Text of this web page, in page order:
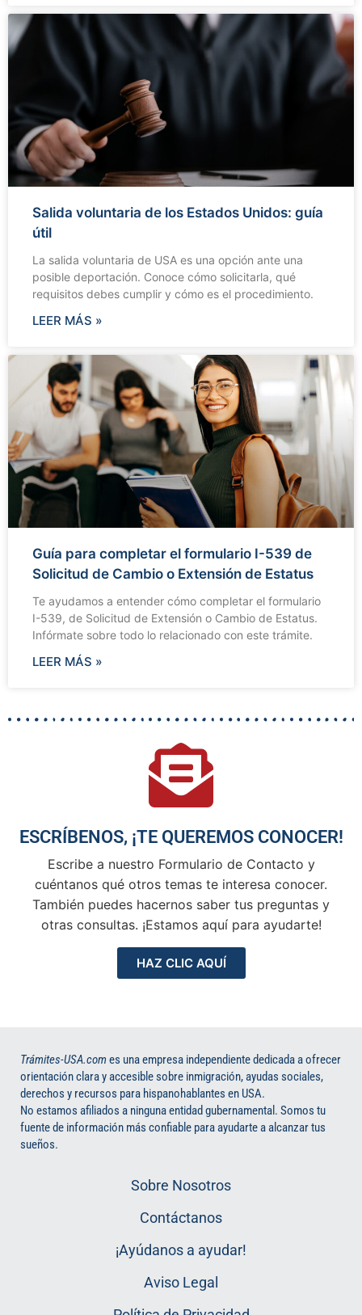
Salida voluntaria de los Estados Unidos: guía
útil
La salida voluntaria de USA es una opción ante una
posible deportación. Conoce cómo solicitarla, qué
requisitos debes cumplir y cómo es el procedimiento.
LEER MÁS »
Guía para completar el formulario I-539 de
Solicitud de Cambio o Extensión de Estatus
Te ayudamos a entender cómo completar el formulario
I-539, de Solicitud de Extensión o Cambio de Estatus.
Infórmate sobre todo lo relacionado con este trámite.
LEER MÁS »
ESCRÍBENOS, ¡TE QUEREMOS CONOCER!
Escribe a nuestro Formulario de Contacto y
cuéntanos qué otros temas te interesa conocer.
También puedes hacernos saber tus preguntas y
otras consultas. ¡Estamos aquí para ayudarte!
HAZ CLIC AQUÍ
Trámites-USA.comes una empresa independiente dedicada a ofrecer
orientación clara y accesible sobre inmigración, ayudas sociales,
derechos y recursos para hispanohablantes en USA.
No estamos afiliados a ninguna entidad gubernamental. Somos tu
fuente de información más confiable para ayudarte a alcanzar tus
sueños.
Sobre Nosotros
Contáctanos
¡Ayúdanos a ayudar!
Aviso Legal